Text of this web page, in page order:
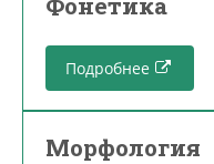
Подробнее
Морфология